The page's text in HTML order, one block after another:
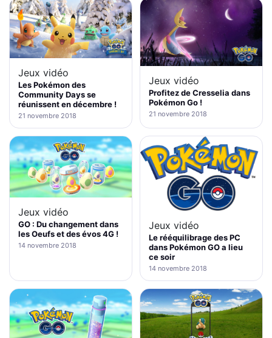
Jeux vidéo
Les Pokémon des
Community Days se
réunissent en décembre !
21 novembre 2018
Jeux vidéo
Profitez de Cresselia dans
Pokémon Go !
21 novembre 2018
Jeux vidéo
GO : Du changement dans
les Oeufs et des évos 4G !
14 novembre 2018
Jeux vidéo
Le rééquilibrage des PC
dans Pokémon GO a lieu
ce soir
14 novembre 2018